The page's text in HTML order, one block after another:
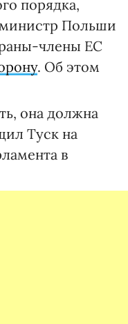
порядка,
Польши
члены ЕС
. Об этом
она должна
Туск на
в